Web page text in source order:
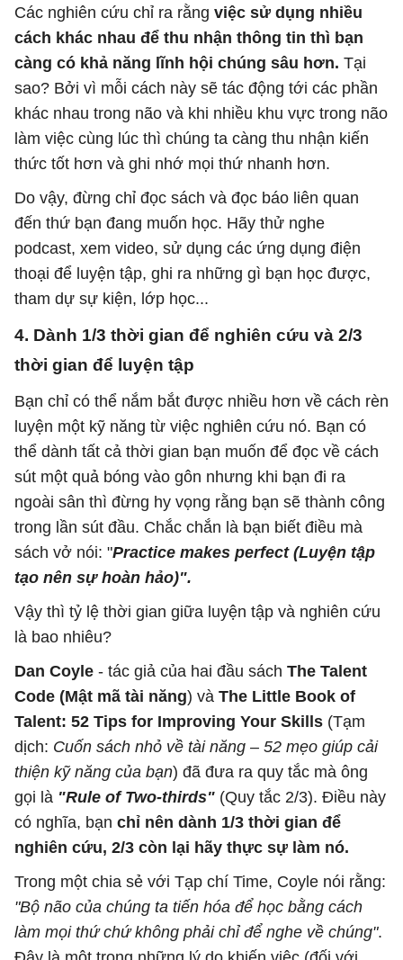
Các nghiên cứu chỉ ra rằng việc sử dụng nhiều
cách khác nhau để thu nhận thông tin thì bạn
càng có khả năng lĩnh hội chúng sâu hơn. Tại
sao? Bởi vì mỗi cách này sẽ tác động tới các phần
khác nhau trong não và khi nhiều khu vực trong não
làm việc cùng lúc thì chúng ta càng thu nhận kiến
thức tốt hơn và ghi nhớ mọi thứ nhanh hơn.
Do vậy, đừng chỉ đọc sách và đọc báo liên quan
đến thứ bạn đang muốn học. Hãy thử nghe
podcast, xem video, sử dụng các ứng dụng điện
thoại để luyện tập, ghi ra những gì bạn học được,
tham dự sự kiện, lớp học...
4. Dành 1/3 thời gian để nghiên cứu và 2/3
thời gian để luyện tập
Bạn chỉ có thể nắm bắt được nhiều hơn về cách rèn
luyện một kỹ năng từ việc nghiên cứu nó. Bạn có
thể dành tất cả thời gian bạn muốn để đọc về cách
sút một quả bóng vào gôn nhưng khi bạn đi ra
ngoài sân thì đừng hy vọng rằng bạn sẽ thành công
trong lần sút đầu. Chắc chắn là bạn biết điều mà
sách vở nói: "Practice makes perfect (Luyện tập
tạo nên sự hoàn hảo)".
Vậy thì tỷ lệ thời gian giữa luyện tập và nghiên cứu
là bao nhiêu?
Dan Coyle - tác giả của hai đầu sách The Talent
Code (Mật mã tài năng) và The Little Book of
Talent: 52 Tips for Improving Your Skills (Tạm
dịch: Cuốn sách nhỏ về tài năng – 52 mẹo giúp cải
thiện kỹ năng của bạn) đã đưa ra quy tắc mà ông
gọi là "Rule of Two-thirds" (Quy tắc 2/3). Điều này
có nghĩa, bạn chỉ nên dành 1/3 thời gian để
nghiên cứu, 2/3 còn lại hãy thực sự làm nó.
Trong một chia sẻ với Tạp chí Time, Coyle nói rằng:
"Bộ não của chúng ta tiến hóa để học bằng cách
làm mọi thứ chứ không phải chỉ để nghe về chúng".